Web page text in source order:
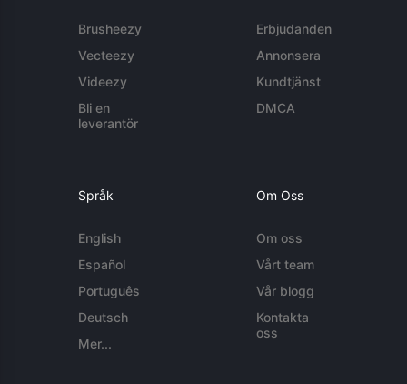
Brusheezy
Vecteezy
Videezy
Bli en
leverantör
Erbjudanden
Annonsera
Kundtjänst
DMCA
Språk
English
Español
Português
Deutsch
Mer...
Om Oss
Om oss
Vårt team
Vår blogg
Kontakta
oss